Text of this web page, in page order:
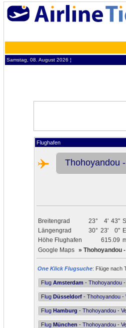
Samstag, 08. August 2026 ¦
Flughafen
Thohoyandou
Breitengrad 23° 4' 43" S
Längengrad
30° 23' 0" E
Höhe Flughafen
615.09
Google Maps » Thohoyandou
One Klick Flugsuche: Flüge nach
Flug Amsterdam - Thohoyandou -
Flug Düsseldorf - Thohoyandou -
Flug Hamburg - Thohoyandou -
Flug München - Thohoyandou -